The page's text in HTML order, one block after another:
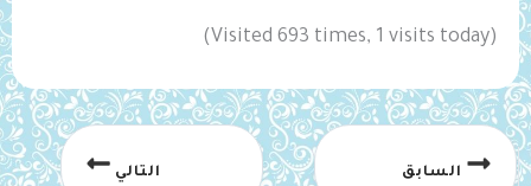
(Visited 693 times, 1 visits today)
السابق التالي